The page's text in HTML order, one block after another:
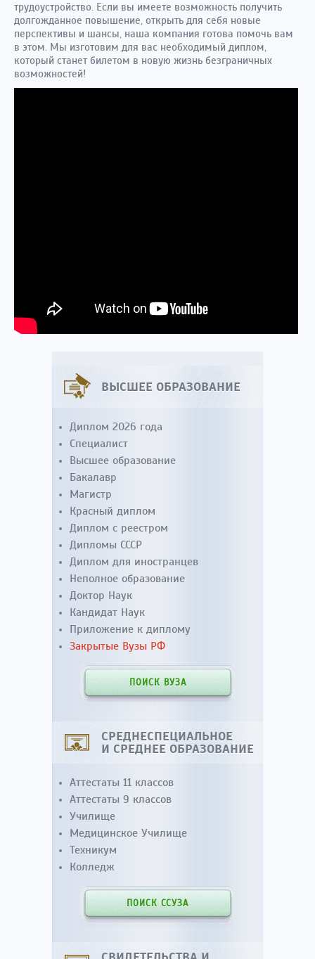
трудоустройство. Если вы имеете возможность получить
долгожданное повышение, открыть для себя новые
перспективы и шансы, наша компания готова помочь вам
в этом. Мы изготовим для вас необходимый диплом,
который станет билетом в новую жизнь безграничных
возможностей!
ВЫСШЕЕ ОБРАЗОВАНИЕ
Диплом 2026 года
Специалист
Высшее образование
Бакалавр
Магистр
Красный диплом
Диплом с реестром
Дипломы СССР
Диплом для иностранцев
Неполное образование
Доктор Наук
Кандидат Наук
Приложение к диплому
Закрытые Вузы РФ
ПОИСК ВУЗА
СРЕДНЕСПЕЦИАЛЬНОЕ
И СРЕДНЕЕ ОБРАЗОВАНИЕ
Аттестаты 11 классов
Аттестаты 9 классов
Училище
Медицинское Училище
Техникум
Колледж
ПОИСК ССУЗА